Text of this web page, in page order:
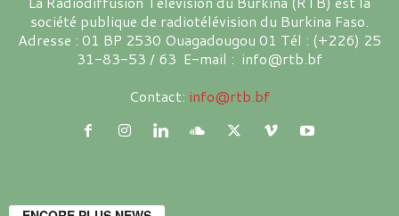
société publique de radiotélévision du Burkina Faso.
Adresse : 01 BP 2530 Ouagadougou 01 Tél : (+226) 25
31-83-53 / 63 E-mail : info@rtb.bf
Contact: info@rtb.bf